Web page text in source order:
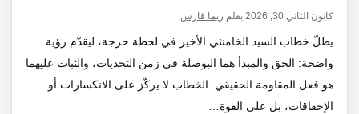
كانون الثاني 30, 2026 بقلم ريما فارس
يطلّ خطاب السيد الخامنئي الأخير في لحظة حرجة، ليقدّم رؤية
واضحة: الحق والمبدأ هما البوصلة في زمن التحديات، والثبات عليهما
هو فعل المقاومة الحقيقي. الخطاب لا يركّز على الانكسارات أو
الإخفاقات، بل على القوة…